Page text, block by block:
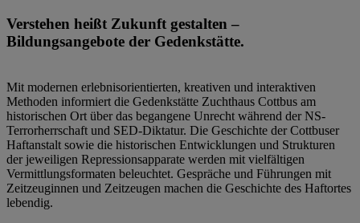
Verstehen heißt Zukunft gestalten –
Bildungsangebote der Gedenkstätte.
Mit modernen erlebnisorientierten, kreativen und interaktiven
Methoden informiert die Gedenkstätte Zuchthaus Cottbus am
historischen Ort über das begangene Unrecht während der NS-
Terrorherrschaft und SED-Diktatur. Die Geschichte der Cottbuser
Haftanstalt sowie die historischen Entwicklungen und Strukturen
der jeweiligen Repressionsapparate werden mit vielfältigen
Vermittlungsformaten beleuchtet. Gespräche und Führungen mit
Zeitzeuginnen und Zeitzeugen machen die Geschichte des Haftortes
lebendig.